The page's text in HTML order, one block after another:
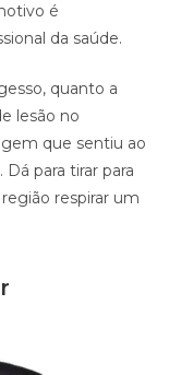
é
da saúde.
quanto a
lesão no
que sentiu ao
para tirar para
respirar um